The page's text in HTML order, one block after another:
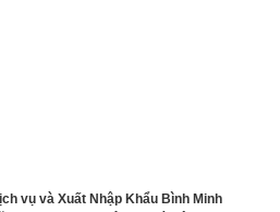
vụ và Xuất Nhập Khẩu Bình Minh